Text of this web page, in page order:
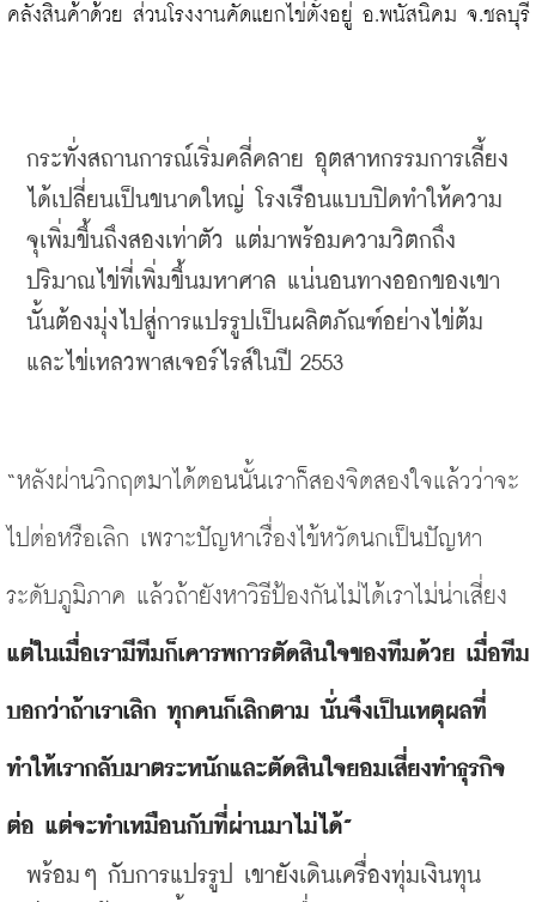
คลังสินค้าด้วย ส่วนโรงงานคัดแยกไข่ตั้งอยู่ อ.พนัสนิคม จ.ชลบุรี
กระทั่งสถานการณ์เริ่มคลี่คลาย อุตสาหกรรมการเลี้ยง
ได้เปลี่ยนเป็นขนาดใหญ่
โรงเรือนแบบปิดทำให้ความ
จุเพิ่มขึ้นถึงสองเท่าตัว
แต่มาพร้อมความวิตกถึง
ปริมาณไข่ที่เพิ่มขึ้นมหาศาล แน่นอนทางออกของเขา
นั้นต้องมุ่งไปสู่การแปรรูปเป็นผลิตภัณฑ์อย่างไข่ต้ม
และไข่เหลวพาสเจอร์ไรส์ในปี 2553
“หลังผ่านวิกฤตมาได้ตอนนั้นเราก็สองจิตสองใจแล้วว่าจะ
ไปต่อหรือเลิก เพราะปัญหาเรื่องไข้หวัดนกเป็นปัญหา
ระดับภูมิภาค แล้วถ้ายังหาวิธีป้องกันไม่ได้เราไม่น่าเสี่ยง
แต่ในเมื่อเรามีทีมก็เคารพการตัดสินใจของทีมด้วย เมื่อทีม
บอกว่าถ้าเราเลิก ทุกคนก็เลิกตาม นั่นจึงเป็นเหตุผลที่
ทำให้เรากลับมาตระหนักและตัดสินใจยอมเสี่ยงทำธุรกิจ
ต่อ แต่จะทำเหมือนกับที่ผ่านมาไม่ได้”
พร้อมๆ กับการแปรรูป เขายังเดินเครื่องทุ่มเงินทุน